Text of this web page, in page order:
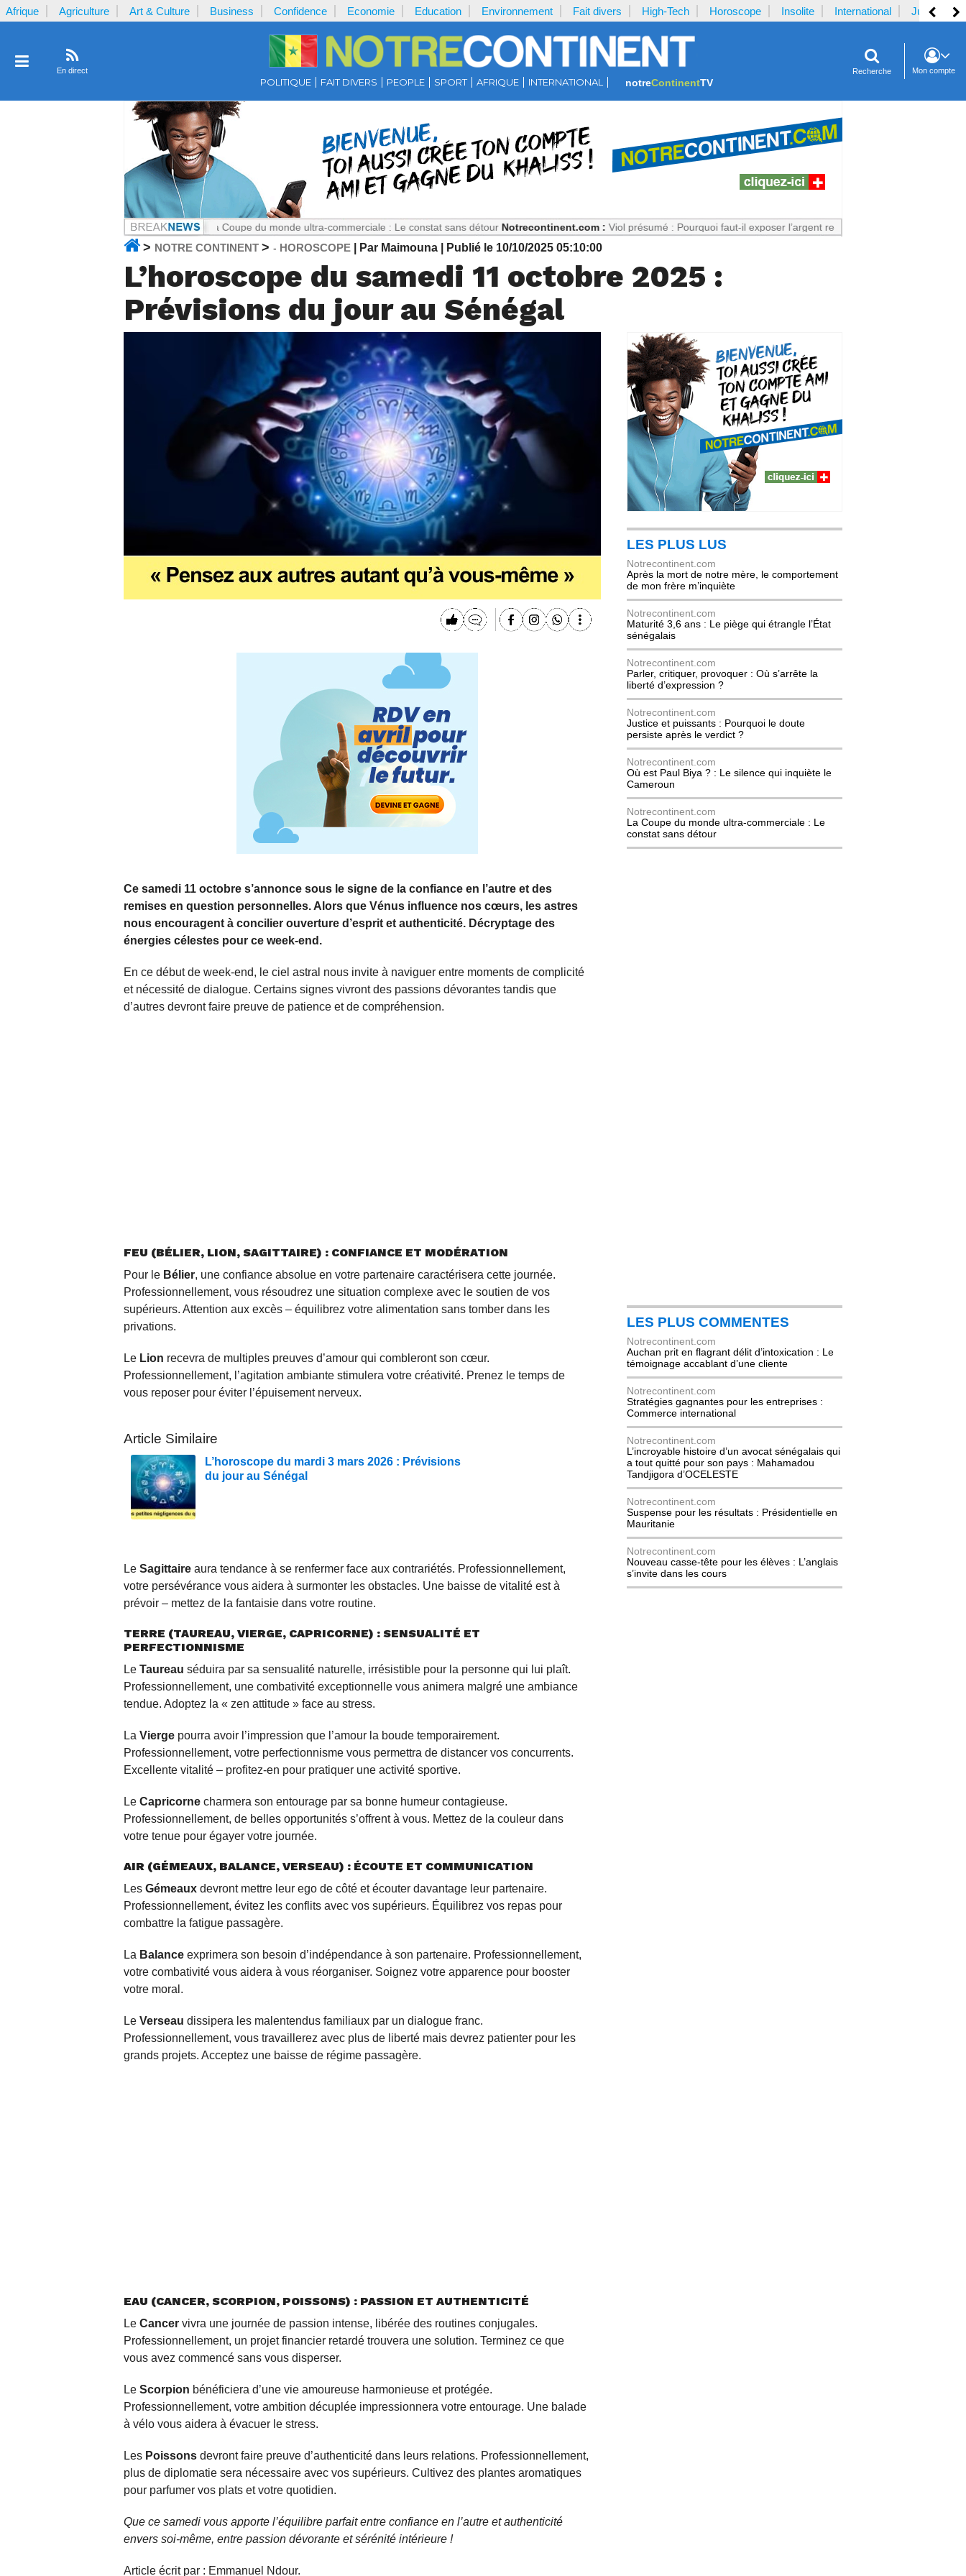
Afrique Agriculture Art & Culture Business Confidence Economie Education Environnement Fait divers High-Tech Horoscope Insolite International Justice
En direct
POLITIQUE FAIT DIVERS PEOPLE SPORT AFRIQUE INTERNATIONAL notreContinentTV
Recherche Mon compte
Notrecontinent.com : La Coupe du monde ultra-commerciale : Le constat sans détour Notrecontinent.com : Viol présumé : Pourquoi faut-il exposer l’argent reçu par la plaignante ?
> NOTRE CONTINENT > - HOROSCOPE | Par Maimouna | Publié le 10/10/2025 05:10:00
L’horoscope du samedi 11 octobre 2025 :
Prévisions du jour au Sénégal
Ce samedi 11 octobre s’annonce sous le signe de la confiance en l’autre et des
remises en question personnelles. Alors que Vénus influence nos cœurs, les astres
nous encouragent à concilier ouverture d’esprit et authenticité. Décryptage des
énergies célestes pour ce week-end.
En ce début de week-end, le ciel astral nous invite à naviguer entre moments de complicité
et nécessité de dialogue. Certains signes vivront des passions dévorantes tandis que
d’autres devront faire preuve de patience et de compréhension.
FEU (BÉLIER, LION, SAGITTAIRE) : CONFIANCE ET MODÉRATION
Pour le Bélier, une confiance absolue en votre partenaire caractérisera cette journée.
Professionnellement, vous résoudrez une situation complexe avec le soutien de vos
supérieurs. Attention aux excès – équilibrez votre alimentation sans tomber dans les
privations.
Le Lion recevra de multiples preuves d’amour qui combleront son cœur.
Professionnellement, l’agitation ambiante stimulera votre créativité. Prenez le temps de
vous reposer pour éviter l’épuisement nerveux.
Article Similaire
L’horoscope du mardi 3 mars 2026 : Prévisions
du jour au Sénégal
Le Sagittaire aura tendance à se renfermer face aux contrariétés. Professionnellement,
votre persévérance vous aidera à surmonter les obstacles. Une baisse de vitalité est à
prévoir – mettez de la fantaisie dans votre routine.
TERRE (TAUREAU, VIERGE, CAPRICORNE) : SENSUALITÉ ET
PERFECTIONNISME
Le Taureau séduira par sa sensualité naturelle, irrésistible pour la personne qui lui plaît.
Professionnellement, une combativité exceptionnelle vous animera malgré une ambiance
tendue. Adoptez la « zen attitude » face au stress.
La Vierge pourra avoir l’impression que l’amour la boude temporairement.
Professionnellement, votre perfectionnisme vous permettra de distancer vos concurrents.
Excellente vitalité – profitez-en pour pratiquer une activité sportive.
Le Capricorne charmera son entourage par sa bonne humeur contagieuse.
Professionnellement, de belles opportunités s’offrent à vous. Mettez de la couleur dans
votre tenue pour égayer votre journée.
AIR (GÉMEAUX, BALANCE, VERSEAU) : ÉCOUTE ET COMMUNICATION
Les Gémeaux devront mettre leur ego de côté et écouter davantage leur partenaire.
Professionnellement, évitez les conflits avec vos supérieurs. Équilibrez vos repas pour
combattre la fatigue passagère.
La Balance exprimera son besoin d’indépendance à son partenaire. Professionnellement,
votre combativité vous aidera à vous réorganiser. Soignez votre apparence pour booster
votre moral.
Le Verseau dissipera les malentendus familiaux par un dialogue franc.
Professionnellement, vous travaillerez avec plus de liberté mais devrez patienter pour les
grands projets. Acceptez une baisse de régime passagère.
EAU (CANCER, SCORPION, POISSONS) : PASSION ET AUTHENTICITÉ
Le Cancer vivra une journée de passion intense, libérée des routines conjugales.
Professionnellement, un projet financier retardé trouvera une solution. Terminez ce que
vous avez commencé sans vous disperser.
Le Scorpion bénéficiera d’une vie amoureuse harmonieuse et protégée.
Professionnellement, votre ambition décuplée impressionnera votre entourage. Une balade
à vélo vous aidera à évacuer le stress.
Les Poissons devront faire preuve d’authenticité dans leurs relations. Professionnellement,
plus de diplomatie sera nécessaire avec vos supérieurs. Cultivez des plantes aromatiques
pour parfumer vos plats et votre quotidien.
Que ce samedi vous apporte l’équilibre parfait entre confiance en l’autre et authenticité
envers soi-même, entre passion dévorante et sérénité intérieure !
Article écrit par : Emmanuel Ndour.
LES PLUS LUS
Notrecontinent.com
Après la mort de notre mère, le comportement
de mon frère m’inquiète
Notrecontinent.com
Maturité 3,6 ans : Le piège qui étrangle l’État
sénégalais
Notrecontinent.com
Parler, critiquer, provoquer : Où s’arrête la
liberté d’expression ?
Notrecontinent.com
Justice et puissants : Pourquoi le doute
persiste après le verdict ?
Notrecontinent.com
Où est Paul Biya ? : Le silence qui inquiète le
Cameroun
Notrecontinent.com
La Coupe du monde ultra-commerciale : Le
constat sans détour
LES PLUS COMMENTES
Notrecontinent.com
Auchan prit en flagrant délit d’intoxication : Le
témoignage accablant d’une cliente
Notrecontinent.com
Stratégies gagnantes pour les entreprises :
Commerce international
Notrecontinent.com
L’incroyable histoire d’un avocat sénégalais qui
a tout quitté pour son pays : Mahamadou
Tandjigora d’OCELESTE
Notrecontinent.com
Suspense pour les résultats : Présidentielle en
Mauritanie
Notrecontinent.com
Nouveau casse-tête pour les élèves : L’anglais
s’invite dans les cours